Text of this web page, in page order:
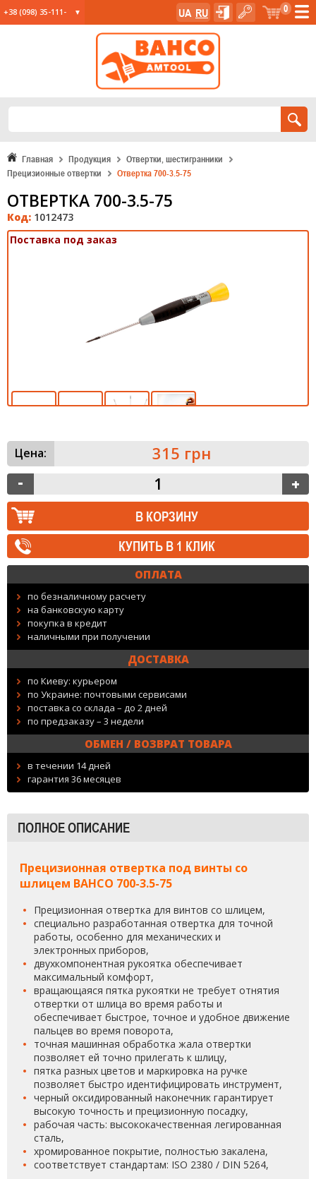
+38 (098) 35-111- 0
UA RU
Главная Продукция
Отвертки, шестигранники
Прецизионные отвертки
Отвертка 700-3.5-75
ОТВЕРТКА 700-3.5-75
Код: 1012473
Поставка под заказ
Цена: 315 грн
КУПИТЬ В 1 КЛИК
ОПЛАТА
по безналичному расчету
на банковскую карту
покупка в кредит
наличными при получении
ДОСТАВКА
по Киеву: курьером
по Украине: почтовыми сервисами
поставка со склада – до 2 дней
по предзаказу – 3 недели
ОБМЕН / ВОЗВРАТ ТОВАРА
в течении 14 дней
гарантия 36 месяцев
ПОЛНОЕ ОПИСАНИЕ
Прецизионная отвертка под винты со
шлицем BAHCO 700-3.5-75
Прецизионная отвертка для винтов со шлицем,
специально разработанная отвертка для точной
работы, особенно для механических и
электронных приборов,
двухкомпонентная рукоятка обеспечивает
максимальный комфорт,
вращающаяся пятка рукоятки не требует отнятия
отвертки от шлица во время работы и
обеспечивает быстрое, точное и удобное движение
пальцев во время поворота,
точная машинная обработка жала отвертки
позволяет ей точно прилегать к шлицу,
пятка разных цветов и маркировка на ручке
позволяет быстро идентифицировать инструмент,
черный оксидированный наконечник гарантирует
высокую точность и прецизионную посадку,
рабочая часть: высококачественная легированная
сталь,
хромированное покрытие, полностью закалена,
соответствует стандартам: ISO 2380 / DIN 5264,